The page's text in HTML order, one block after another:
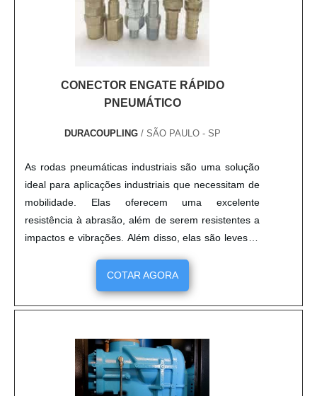
CONECTOR ENGATE RÁPIDO
PNEUMÁTICO
DURACOUPLING / SÃO PAULO - SP
As rodas pneumáticas industriais são uma solução
ideal para aplicações industriais que necessitam de
mobilidade. Elas oferecem uma excelente
resistência à abrasão, além de serem resistentes a
impactos e vibrações. Além disso, elas são leves, o
que facilita o transporte e a manutenção. Elas
também são fáceis de instalar e possuem um
excelente desempenho em terrenos irregulares. As
rodas pneumáticas industriais são a solução ideal
mobilidade, resistência à abrasão, resistência a
impactos e vibrações, leveza, facilidade de
instalação e desempenho em terrenos irregulares.
COTAR AGORA